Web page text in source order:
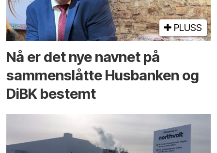
PLUSS
Nå er det nye navnet på
sammenslåtte Husbanken og
DiBK bestemt